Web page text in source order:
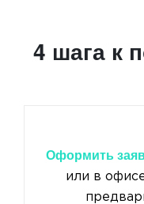
4 шага к
Оформить
или в